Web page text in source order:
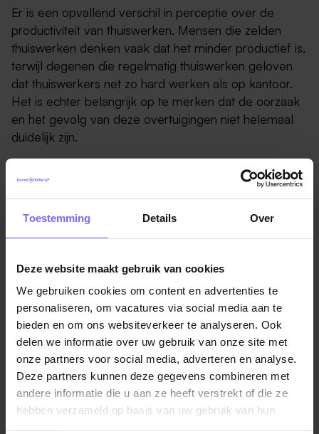
Toestemming Details Over
Deze website maakt gebruik van cookies
We gebruiken cookies om content en advertenties te
personaliseren, om vacatures via social media aan te
bieden en om ons websiteverkeer te analyseren. Ook
delen we informatie over uw gebruik van onze site met
onze partners voor social media, adverteren en analyse.
Deze partners kunnen deze gegevens combineren met
andere informatie die u aan ze heeft verstrekt of die ze
hebben verzameld op basis van uw gebruik van hun
Er is een opvallend verschil in perceptie over de
productiviteit van thuiswerken. Mensen die zelden
thuiswerken denken vaak dat het minder productief is,
terwijl degenen die regelmatig thuiswerken geloven
dat thuiswerkers net zo hard werken als op kantoor.
Het is echter belangrijk op te merken dat de oorzaak
en het gevolg van deze overtuigingen niet helemaal
duidelijk zijn.
Voorstanders van thuiswerken beschouwen het als
een normale praktijk, waarbij twee dagen thuiswerken
terwijl de resterende drie dagen op kantoor kunnen
worden doorgebracht. Ze benadrukken ook dat
mogelijk is en soms alleen wat extra moeite kost,
zoals bij het organiseren van online borrels.
Op zoek naar meer arbeidsnieuws en blogs?
Je vindt ze hier!